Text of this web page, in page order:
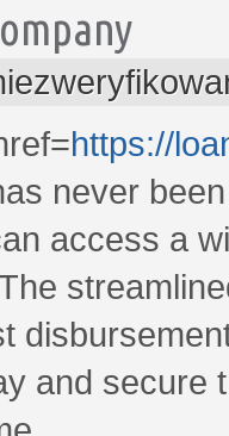
https://
never
access a
and secure